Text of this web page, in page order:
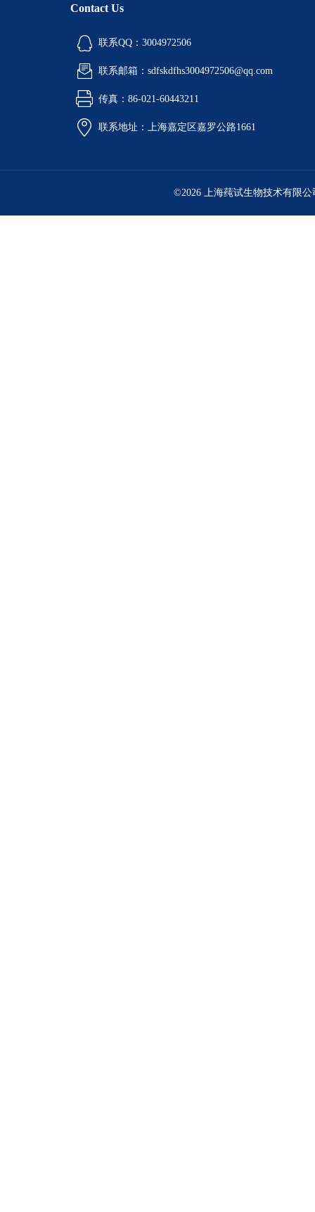
Contact Us
联系QQ：3004972506
联系邮箱：sdfskdfhs3004972506@qq.com
传真：86-021-60443211
联系地址：上海嘉定区嘉罗公路1661
©2026 上海莼试生物技术有限